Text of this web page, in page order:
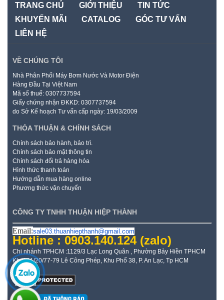
TRANG CHỦ GIỚI THIỆU
TIN TỨC
KHUYẾN MÃI
CATALOG
GÓC TƯ VẤN
LIÊN HỆ
VỀ CHÚNG TÔI
Nhà Phân Phối Máy Bơm Nước Và Motor Điện
Hàng Đầu Tại Việt Nam
Mã số thuế: 0307737594
Giấy chứng nhận ĐKKD: 0307737594
do Sở Kế hoạch Tư vấn cấp ngày: 19/03/2009
THỎA THUẬN & CHÍNH SÁCH
Chính sách bảo hành, bảo trì.
Chính sách bảo mật thông tin
Chính sách đổi trả hàng hóa
Hình thức thanh toán
Hướng dẫn mua hàng online
Phương thức vận chuyển
CÔNG TY TNHH THUẬN HIỆP THÀNH
Email:sale03.thuanhiepthanh@gmail.com
Hotline : 0903.140.124 (zalo)
Chi nhánh TPHCM :1129/3 Lạc Long Quân , Phường Bảy Hiền TPHCM
Kho: 21/20/77-79 Lê Công Phép, Khu Phố 38, P. An Lạc, Tp HCM